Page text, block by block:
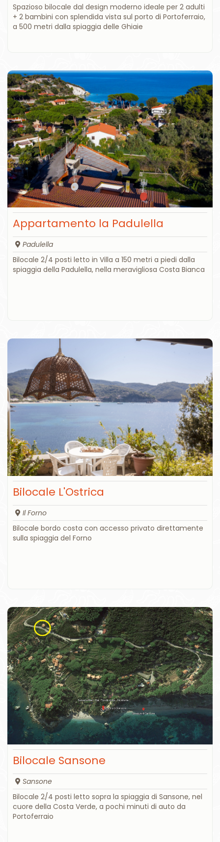
Spazioso bilocale dal design moderno ideale per 2 adulti
+ 2 bambini con splendida vista sul porto di Portoferraio,
a 500 metri dalla spiaggia delle Ghiaie
Appartamento la Padulella
Padulella
Bilocale 2/4 posti letto in Villa a 150 metri a piedi dalla
spiaggia della Padulella, nella meravigliosa Costa Bianca
Bilocale L'Ostrica
Il Forno
Bilocale bordo costa con accesso privato direttamente
sulla spiaggia del Forno
Bilocale Sansone
Sansone
Bilocale 2/4 posti letto sopra la spiaggia di Sansone, nel
cuore della Costa Verde, a pochi minuti di auto da
Portoferraio